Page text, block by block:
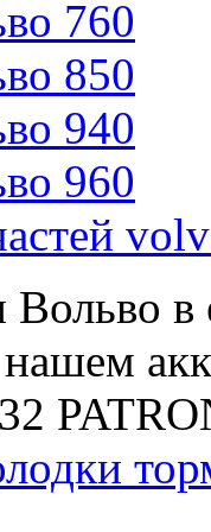
760
850
940
960
Вольво